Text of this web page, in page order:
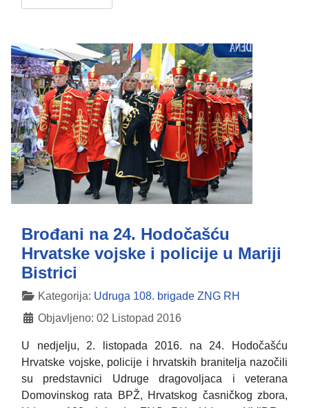
Brođani na 24. Hodočašću
Hrvatske vojske i policije u Mariji
Bistrici
DetaljiKategorija: Udruga 108. brigade ZNG RH
Objavljeno: 02 Listopad 2016
U nedjelju, 2. listopada 2016. na 24. Hodočašću
Hrvatske vojske, policije i hrvatskih branitelja nazočili
su predstavnici Udruge dragovoljaca i veterana
Domovinskog rata BPŽ, Hrvatskog časničkog zbora,